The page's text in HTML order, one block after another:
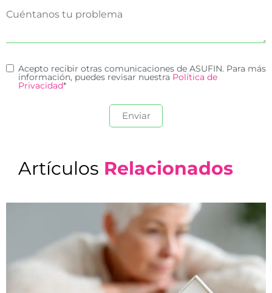
Acepto recibir otras comunicaciones de ASUFIN. Para más
información, puedes revisar nuestra Política de
Privacidad*
Artículos Relacionados